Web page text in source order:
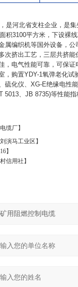
是河北省支柱企业，是
积3100平方米，下设裸
属编织机等国外设备，
次挤出工艺，三层共挤
，电气性能可靠，可保证
，购置YDY-1氧弹老化试
硫化仪、 XG-E绝缘电性
5013、 JB 8735)等性能指
缆厂】
演马工业区】
】
信用社】